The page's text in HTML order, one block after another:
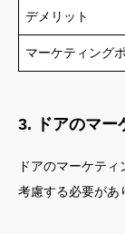
デメリット
マーケティング
3. ドアのマー
ドアのマーケテ
考慮する必要があ